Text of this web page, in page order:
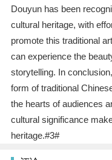
Douyun has been
cultural heritage, with
promote this traditional
can experience the
storytelling. In
form of traditional
the hearts of audiences
cultural significance
heritage.#3#